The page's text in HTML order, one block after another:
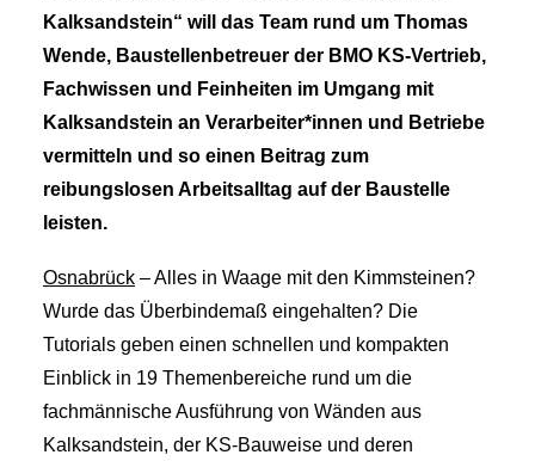
Kalksandstein“ will das Team rund um Thomas
Wende, Baustellenbetreuer der BMO KS-Vertrieb,
Fachwissen und Feinheiten im Umgang mit
Kalksandstein an Verarbeiter*innen und Betriebe
vermitteln und so einen Beitrag zum
reibungslosen Arbeitsalltag auf der Baustelle
leisten.
Osnabrück – Alles in Waage mit den Kimmsteinen?
Wurde das Überbindemaß eingehalten? Die
Tutorials geben einen schnellen und kompakten
Einblick in 19 Themenbereiche rund um die
fachmännische Ausführung von Wänden aus
Kalksandstein, der KS-Bauweise und deren